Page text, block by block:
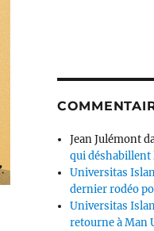
Jean Julémont
qui déshabillent
Universitas
dernier rodéo
Universitas
retourne à Man